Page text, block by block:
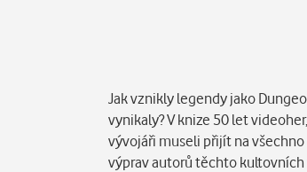
Jak vznikly legendy jako
vynikaly? V knize 50 let
vývojáři museli přijít na
výprav autorů těchto